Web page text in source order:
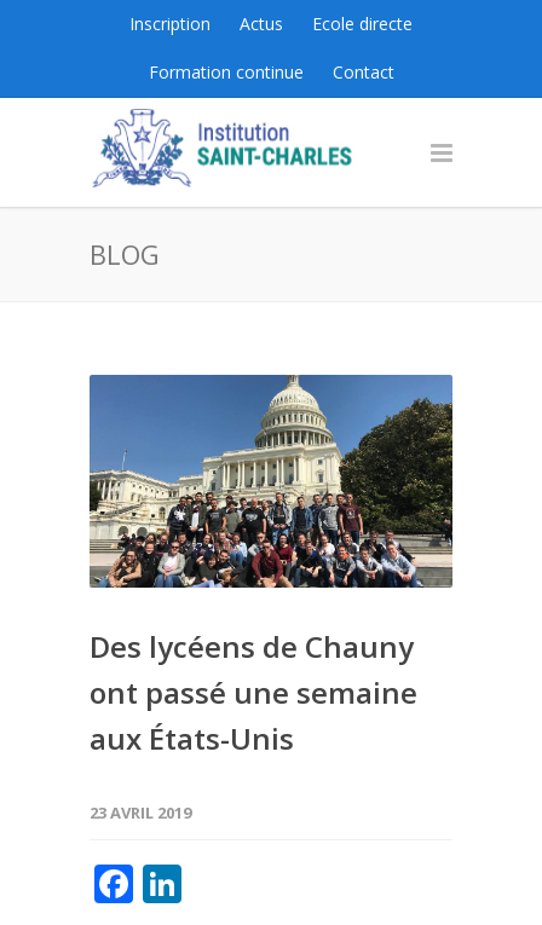
Inscription Actus Ecole directe
Formation continue Contact
BLOG
Des lycéens de Chauny
ont passé une semaine
aux États-Unis
23 AVRIL 2019
Facebook